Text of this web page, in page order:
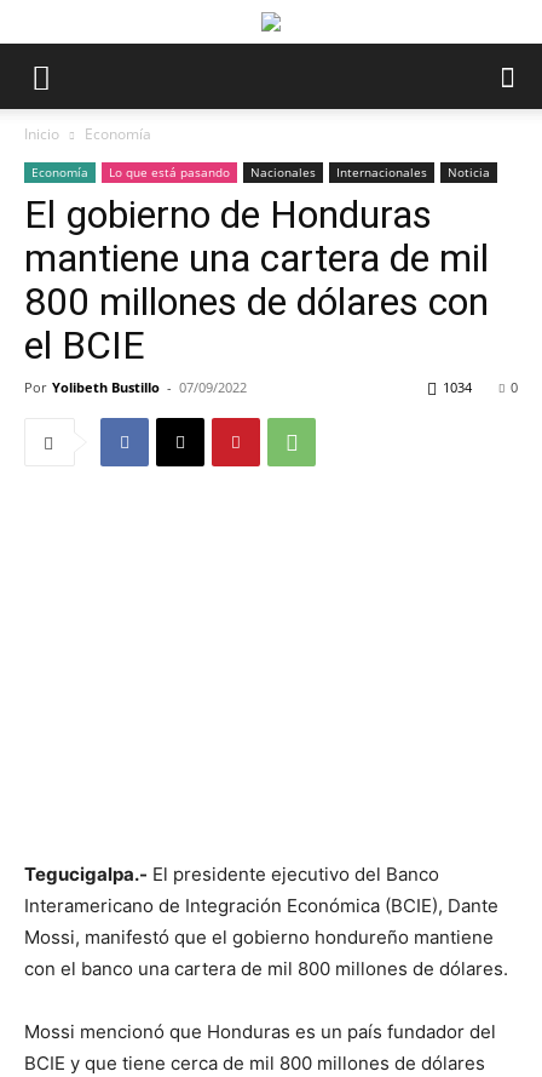
Inicio Economía
Economía Lo que está pasando Nacionales Internacionales Noticia
El gobierno de Honduras
mantiene una cartera de mil
800 millones de dólares con
el BCIE
Por Yolibeth Bustillo - 07/09/2022 0
1034
Tegucigalpa.- El presidente ejecutivo del Banco
Interamericano de Integración Económica (BCIE), Dante
Mossi, manifestó que el gobierno hondureño mantiene
con el banco una cartera de mil 800 millones de dólares.
Mossi mencionó que Honduras es un país fundador del
BCIE y que tiene cerca de mil 800 millones de dólares